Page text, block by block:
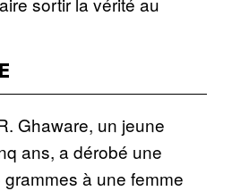
Ghaware, un jeune
ans, a dérobé une
à une femme